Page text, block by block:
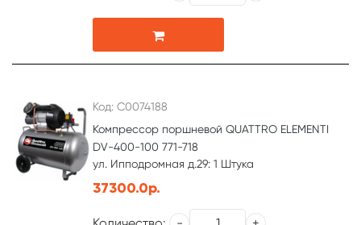
Код: С0074188
Компрессор поршневой QUATTRO ELEMENTI
DV-400-100 771-718
ул. Ипподромная д.29: 1 Штука
37300.0р.